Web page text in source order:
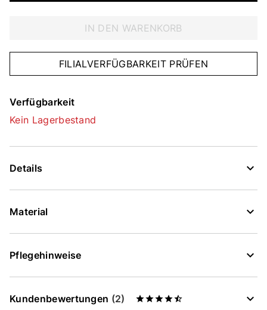
IN DEN WARENKORB
FILIALVERFÜGBARKEIT PRÜFEN
Verfügbarkeit
Kein Lagerbestand
Details
Material
Pflegehinweise
Kundenbewertungen (2)